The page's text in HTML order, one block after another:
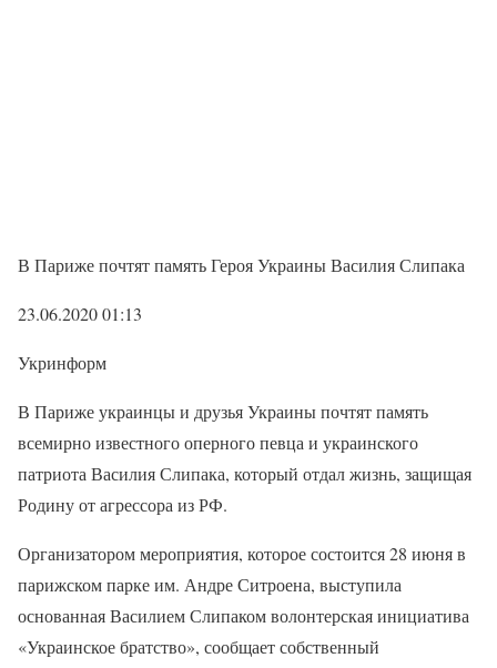
В Париже почтят память Героя Украины Василия Слипака
23.06.2020 01:13
Укринформ
В Париже украинцы и друзья Украины почтят память
всемирно известного оперного певца и украинского
патриота Василия Слипака, который отдал жизнь, защищая
Родину от агрессора из РФ.
Организатором мероприятия, которое состоится 28 июня в
парижском парке им. Андре Ситроена, выступила
основанная Василием Слипаком волонтерская инициатива
«Украинское братство», сообщает собственный